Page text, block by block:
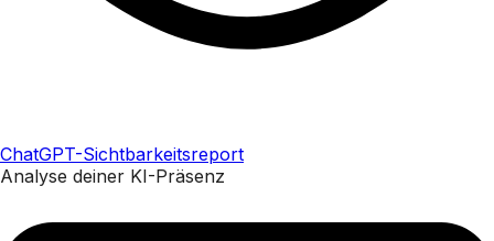
ChatGPT-Sichtbarkeitsreport
Analyse deiner KI-Präsenz